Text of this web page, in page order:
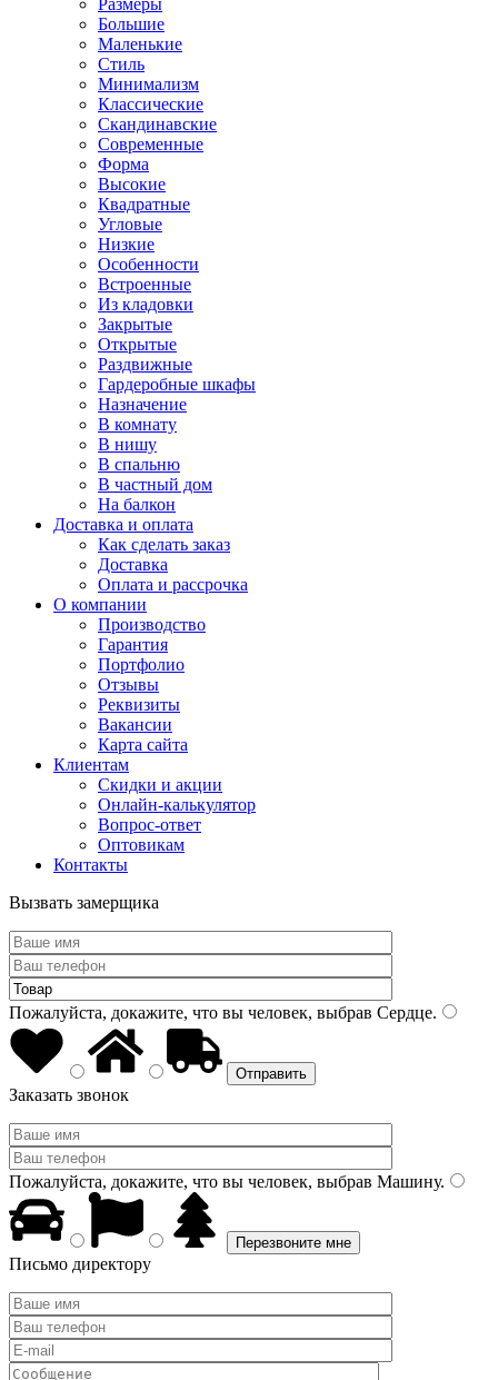
Размеры
Большие
Маленькие
Стиль
Минимализм
Классические
Скандинавские
Современные
Форма
Высокие
Квадратные
Угловые
Низкие
Особенности
Встроенные
Из кладовки
Закрытые
Открытые
Раздвижные
Гардеробные шкафы
Назначение
В комнату
В нишу
В спальню
В частный дом
На балкон
Доставка и оплата
Как сделать заказ
Доставка
Оплата и рассрочка
О компании
Производство
Гарантия
Портфолио
Отзывы
Реквизиты
Вакансии
Карта сайта
Клиентам
Скидки и акции
Онлайн-калькулятор
Вопрос-ответ
Оптовикам
Контакты
Вызвать замерщика
Пожалуйста, докажите, что вы человек, выбрав Сердце.
Заказать звонок
Пожалуйста, докажите, что вы человек, выбрав Машину.
Письмо директору